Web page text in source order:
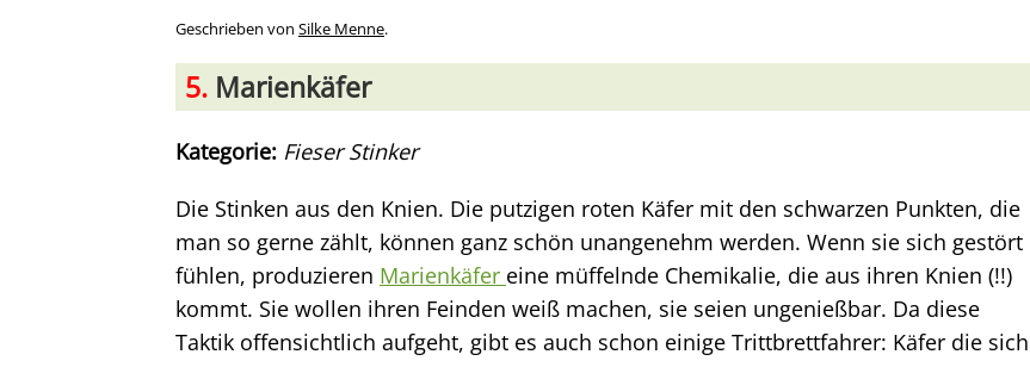
Geschrieben von Silke Menne.
5. Marienkäfer
Kategorie: Fieser Stinker
Die Stinken aus den Knien. Die putzigen roten Käfer mit den schwarzen Punkten, die
man so gerne zählt, können ganz schön unangenehm werden. Wenn sie sich gestört
fühlen, produzieren Marienkäfer eine müffelnde Chemikalie, die aus ihren Knien (!!)
kommt. Sie wollen ihren Feinden weiß machen, sie seien ungenießbar. Da diese
Taktik offensichtlich aufgeht, gibt es auch schon einige Trittbrettfahrer: Käfer die sich